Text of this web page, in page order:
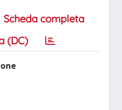
Scheda completa
(DC)